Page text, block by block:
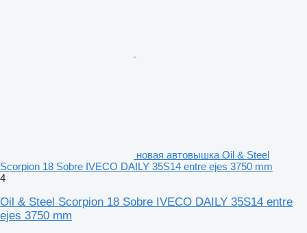
новая автовышка Oil & Steel
Scorpion 18 Sobre IVECO DAILY 35S14 entre ejes 3750 mm
4
Oil & Steel Scorpion 18 Sobre IVECO DAILY 35S14 entre
ejes 3750 mm